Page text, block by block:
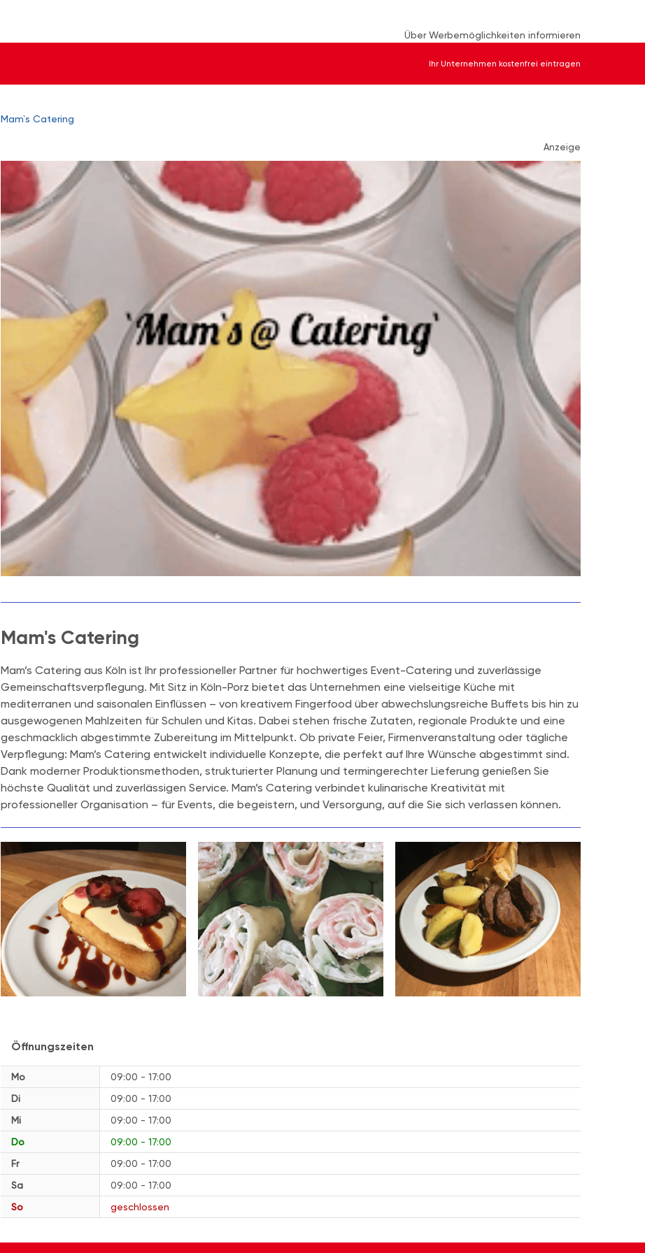
Über Werbemöglichkeiten informieren
Ihr Unternehmen kostenfrei eintragen
Mam`s Catering
Anzeige
Mam's Catering
Mam’s Catering aus Köln ist Ihr professioneller Partner für hochwertiges Event-Catering und zuverlässige
Gemeinschaftsverpflegung. Mit Sitz in Köln-Porz bietet das Unternehmen eine vielseitige Küche mit
mediterranen und saisonalen Einflüssen – von kreativem Fingerfood über abwechslungsreiche Buffets bis hin zu
ausgewogenen Mahlzeiten für Schulen und Kitas. Dabei stehen frische Zutaten, regionale Produkte und eine
geschmacklich abgestimmte Zubereitung im Mittelpunkt. Ob private Feier, Firmenveranstaltung oder tägliche
Verpflegung: Mam’s Catering entwickelt individuelle Konzepte, die perfekt auf Ihre Wünsche abgestimmt sind.
Dank moderner Produktionsmethoden, strukturierter Planung und termingerechter Lieferung genießen Sie
höchste Qualität und zuverlässigen Service. Mam’s Catering verbindet kulinarische Kreativität mit
professioneller Organisation – für Events, die begeistern, und Versorgung, auf die Sie sich verlassen können.
Öffnungszeiten
Mo
09:00 - 17:00
Di
09:00 - 17:00
Mi
09:00 - 17:00
Do
09:00 - 17:00
Fr
09:00 - 17:00
Sa
09:00 - 17:00
So
geschlossen